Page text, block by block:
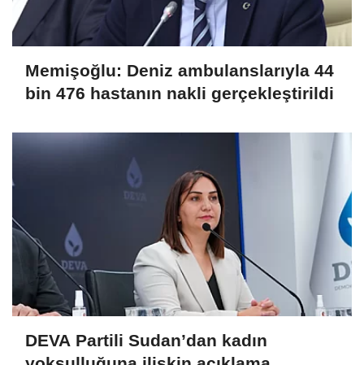
Memişoğlu: Deniz ambulanslarıyla 44
bin 476 hastanın nakli gerçekleştirildi
DEVA Partili Sudan’dan kadın